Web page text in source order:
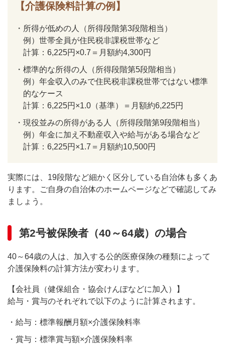
【介護保険料計算の例】
・ 所得が低めの人（所得段階第3段階相当）
例）世帯全員が住民税非課税世帯など
計算：6,225円×0.7＝月額約4,300円
・ 標準的な所得の人（所得段階第5段階相当）
例）年金収入のみで住民税非課税世帯ではない標準
的なケース
計算：6,225円×1.0（基準）＝月額約6,225円
・ 現役並みの所得がある人（所得段階第9段階相当）
例）年金に加え不動産収入や給与がある場合など
計算：6,225円×1.7＝月額約10,500円
実際には、19段階など細かく区分している自治体も多くあ
ります。ご自身の自治体のホームページなどで確認してみ
ましょう。
第2号被保険者（40～64歳）の場合
40～64歳の人は、加入する公的医療保険の種類によって
介護保険料の計算方法が変わります。
【会社員（健保組合・協会けんぽなどに加入）】
給与・賞与のそれぞれで以下のように計算されます。
・ 給与：標準報酬月額×介護保険料率
・ 賞与：標準賞与額×介護保険料率